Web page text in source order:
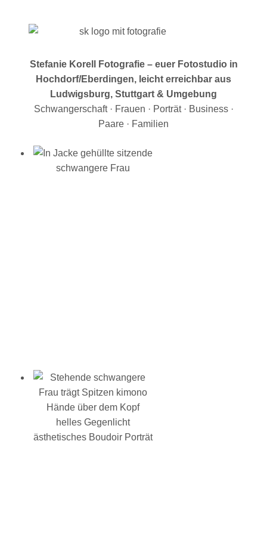
Stefanie Korell Fotografie – euer Fotostudio in
Hochdorf/Eberdingen, leicht erreichbar aus
Ludwigsburg, Stuttgart & Umgebung
Schwangerschaft · Frauen · Porträt · Business ·
Paare · Familien